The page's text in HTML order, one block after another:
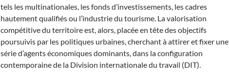
tels les multinationales, les fonds d’investissements, les cadres
hautement qualifiés ou l’industrie du tourisme. La valorisation
compétitive du territoire est, alors, placée en tête des objectifs
poursuivis par les politiques urbaines, cherchant à attirer et fixer une
série d’agents économiques dominants, dans la configuration
contemporaine de la Division internationale du travail (DIT).